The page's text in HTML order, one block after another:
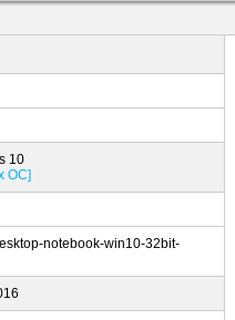
10
ОС]
notebook-win10-32bit-